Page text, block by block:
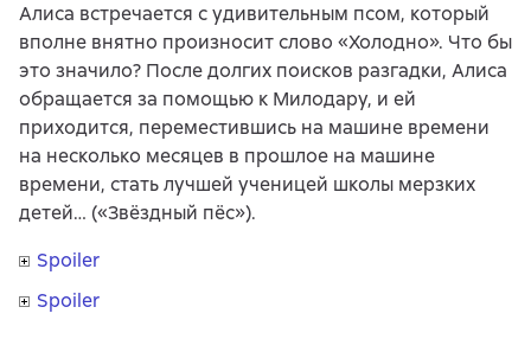
Алиса встречается с удивительным псом, который
вполне внятно произносит слово «Холодно». Что бы
это значило? После долгих поисков разгадки, Алиса
обращается за помощью к Милодару, и ей
приходится, переместившись на машине времени
на несколько месяцев в прошлое на машине
времени, стать лучшей ученицей школы мерзких
детей… («Звёздный пёс»).
Spoiler
Spoiler